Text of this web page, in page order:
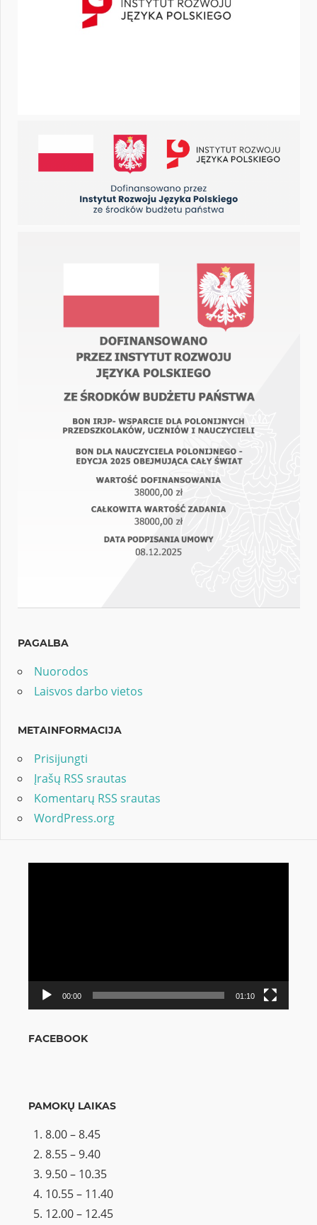
PAGALBA
Nuorodos
Laisvos darbo vietos
METAINFORMACIJA
Prisijungti
Įrašų RSS srautas
Komentarų RSS srautas
WordPress.org
00:00 01:10
FACEBOOK
PAMOKŲ LAIKAS
8.00 – 8.45
8.55 – 9.40
9.50 – 10.35
10.55 – 11.40
12.00 – 12.45